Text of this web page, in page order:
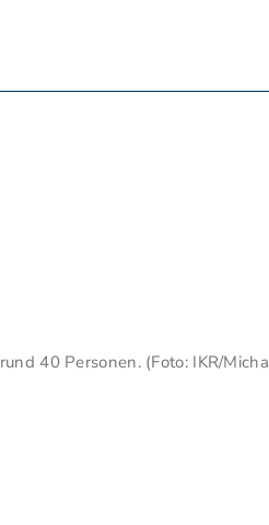
40 Personen. (Foto: IKR/